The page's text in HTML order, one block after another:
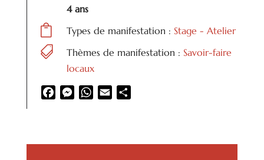
4 ans
 Types de manifestation : Stage - Atelier
 Thèmes de manifestation : Savoir-faire
locaux
FacebookMessenger
WhatsApp
Email